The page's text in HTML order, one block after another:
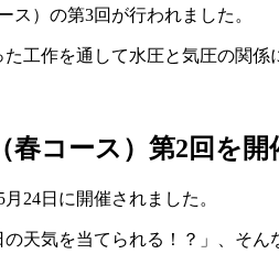
ス）の第3回が行われました。
工作を通して水圧と気圧の関係
春コース）第2回を開
24日に開催されました。
天気を当てられる！？」、そ